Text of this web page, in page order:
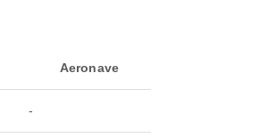
Aeronave
-